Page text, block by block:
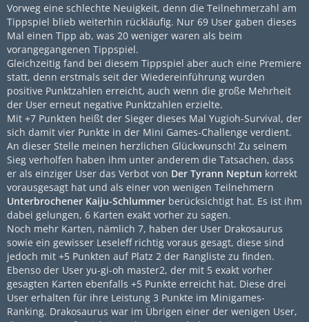
Vorweg eine schlechte Neuigkeit, denn die Teilnehmerzahl am
Tippspiel blieb weiterhin rückläufig. Nur 69 User gaben dieses
Mal einen Tipp ab, was 20 weniger waren als beim
vorangegangenen Tippspiel.
Gleichzeitig fand bei diesem Tippspiel aber auch eine Premiere
statt, denn erstmals seit der Wiedereinführung wurden
positive Punktzahlen erreicht, auch wenn die große Mehrheit
der User erneut negative Punktzahlen erzielte.
Mit +7 Punkten heißt der Sieger dieses Mal Yugioh-Survival, der
sich damit vier Punkte in der Mini Games-Challenge verdient.
An dieser Stelle meinen herzlichen Glückwunsch! Zu seinem
Sieg verholfen haben ihm unter anderem die Tatsachen, dass
er als einziger User das Verbot von Der Tyrann Neptun korrekt
vorausgesagt hat und als einer von wenigen Teilnehmern
Unterbrochener Kaiju-Schlummer berücksichtigt hat. Es ist ihm
dabei gelungen, 6 Karten exakt vorher zu sagen.
Noch mehr Karten, nämlich 7, haben der User Drakosaurus
sowie ein gewisser Leseleff richtig voraus gesagt, diese sind
jedoch mit +5 Punkten auf Platz 2 der Rangliste zu finden.
Ebenso der User yu-gi-oh master2, der mit 5 exakt vorher
gesagten Karten ebenfalls +5 Punkte erreicht hat. Diese drei
User erhalten für ihre Leistung 3 Punkte im Minigames-
Ranking. Drakosaurus war im Übrigen einer der wenigen User,